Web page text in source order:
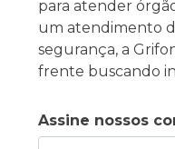
para atender
um atendimento
segurança, a
frente buscando
Assine nossos